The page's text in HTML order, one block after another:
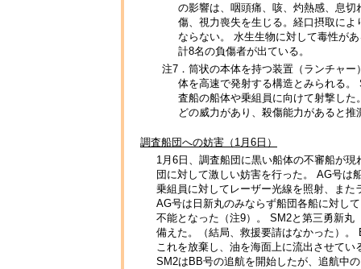
の影響は、咽頭痛、咳、灼熱感、息
傷、視力喪失を生じる。経口摂取に
ならない。 水生生物に対して毒性が
計8名の負傷者が出ている。
注7．筒状の本体を持つ装置（ランチャ
体を高速で発射する構造とみられる
査船の船体や乗組員に向けて射撃し
どの威力があり、殺傷能力があると推
調査船団への妨害（1月6日）
1月6日、調査船団に黒い船体の不審船が
団に対して激しい妨害を行った。 AG号は
乗組員に対してレーザー光線を照射、ま
AG号は日新丸のみならず船団各船に対し
不能となった（注9）。 SM2と第三勇新
備えた。（結局、救援要請はなかった）
これを放棄し、油を海面上に流出させて
SM2はBB号の追航を開始したが、追航中